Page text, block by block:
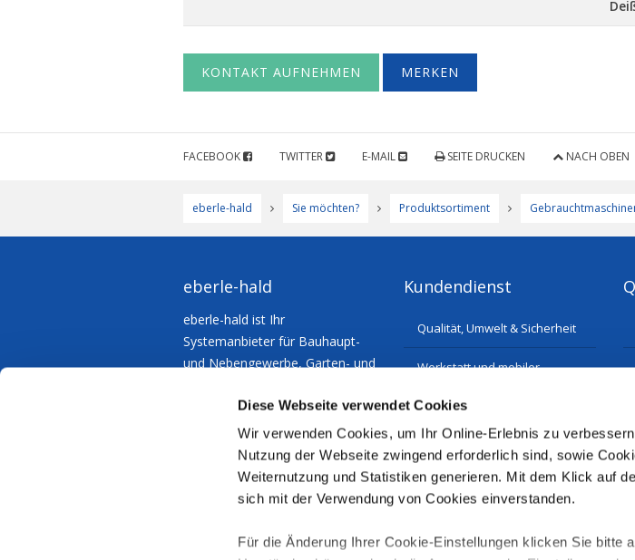
Diese Webseite verwendet Cookies
Wir verwenden Cookies, um Ihr Online-Erlebnis zu
Nutzung der Webseite zwingend erforderlich sind, sowie
Weiternutzung und Statistiken generieren. Mit dem Klick auf
sich mit der Verwendung von Cookies einverstanden.
Für die Änderung Ihrer Cookie-Einstellungen klicken Sie bitte
KONTAKT AUFNEHMEN MERKEN
FACEBOOK TWITTER E-MAIL SEITE DRUCKEN NACH OBEN
eberle-hald Sie möchten? Produktsortiment
eberle-hald
eberle-hald ist Ihr
Systemanbieter für Bauhaupt-
und Nebengewerbe, Garten- und
Kommunen und Industrie.
Kundendienst
Qualität, Umwelt & Sicherheit
Werkstatt und mobiler
Ersatzteilservice